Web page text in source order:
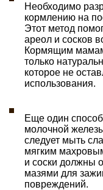
Необходимо
кормлению на
Этот метод
ареол и сосков
Кормящим мамам
только
которое не
использования.
Еще один способ
молочной
следует мыть
мягким
и соски должны
мазями для
повреждений.